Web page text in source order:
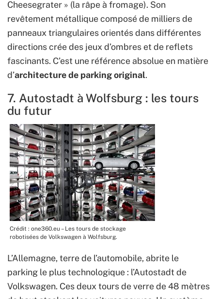
Cheesegrater » (la râpe à fromage). Son
revêtement métallique composé de milliers de
panneaux triangulaires orientés dans différentes
directions crée des jeux d’ombres et de reflets
fascinants. C’est une référence absolue en matière
d’architecture de parking original.
7. Autostadt à Wolfsburg : les tours
du futur
Crédit : one360.eu – Les tours de stockage
robotisées de Volkswagen à Wolfsburg.
L’Allemagne, terre de l’automobile, abrite le
parking le plus technologique : l’Autostadt de
Volkswagen. Ces deux tours de verre de 48 mètres